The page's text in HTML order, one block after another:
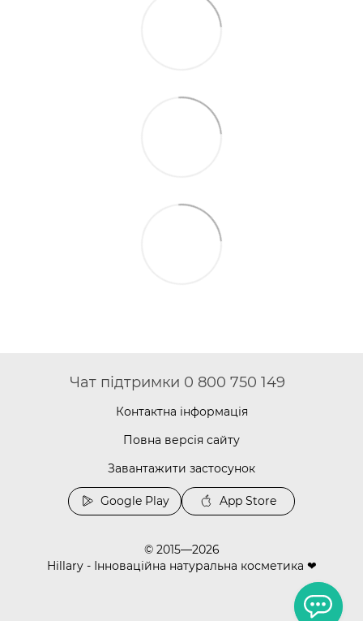
Чат підтримки 0 800 750 149
Контактна інформація
Повна версія сайту
Завантажити застосунок
Google Play App Store
© 2015—2026
Hillary - Інноваційна натуральна косметика ❤